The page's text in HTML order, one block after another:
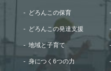
どろんこの保育
どろんこの発達支援
地域と子育て
身につく6つの力